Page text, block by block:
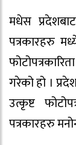
मधेस
पत्रकारहरु
गरेको हो ।
उत्कृष्ट
पत्रकारहरु